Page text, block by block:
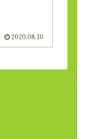
2020.08.10